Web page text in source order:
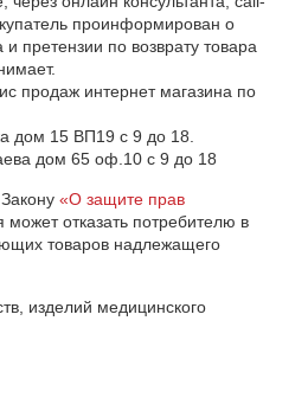
проинформирован о
и претензии по возврату товара
продаж интернет магазина по
дом 15 ВП19 с 9 до 18.
дом 65 оф.10 с 9 до 18
«О защите прав
может отказать потребителю в
товаров надлежащего
изделий медицинского